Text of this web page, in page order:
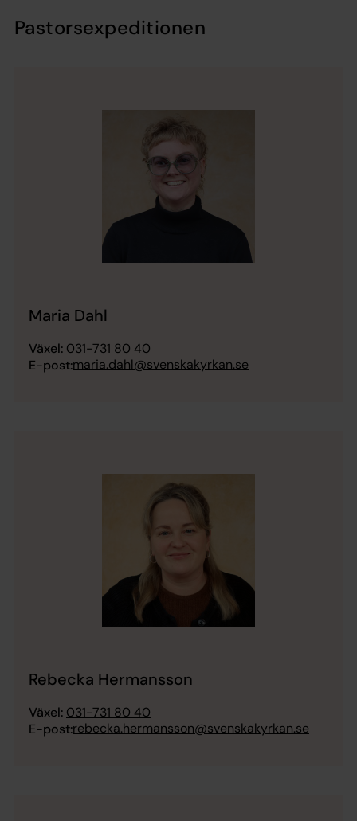
Pastorsexpeditionen
Maria Dahl
Växel: 031-731 80 40
E-post:maria.dahl@svenskakyrkan.se
Rebecka Hermansson
Växel: 031-731 80 40
E-post:rebecka.hermansson@svenskakyrkan.se